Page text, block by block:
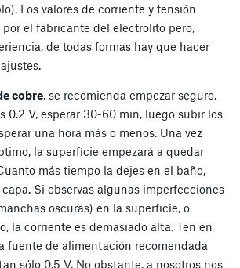
Los valores de corriente y tensión
el fabricante del electrolito pero,
de todas formas hay que hacer
cobre, se recomienda empezar seguro,
0.2 V, esperar 30-60 min, luego subir los
una hora más o menos. Una vez
la superficie empezará a quedar
más tiempo la dejes en el baño,
Si observas algunas imperfecciones
oscuras) en la superficie, o
la corriente es demasiado alta. Ten en
fuente de alimentación recomendada
sólo 0.5 V. No obstante, a nosotros nos